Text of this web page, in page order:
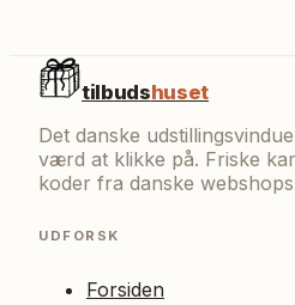
tilbudshuset
Det danske
værd at klikke på. Friske
koder fra danske
UDFORSK
Forsiden